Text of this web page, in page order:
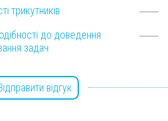
трикутників
до доведення
задач
відгук